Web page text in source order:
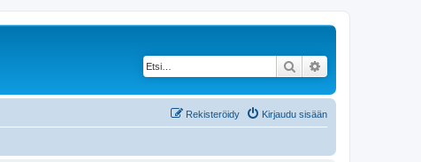
Etsi
Kirjaudu sisään
Rekisteröidy